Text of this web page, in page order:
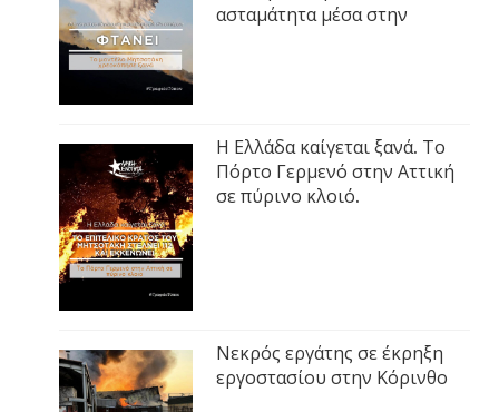
ασταμάτητα μέσα στην
Η Ελλάδα καίγεται ξανά. Το
Πόρτο Γερμενό στην Αττική
σε πύρινο κλοιό.
Νεκρός εργάτης σε έκρηξη
εργοστασίου στην Κόρινθο